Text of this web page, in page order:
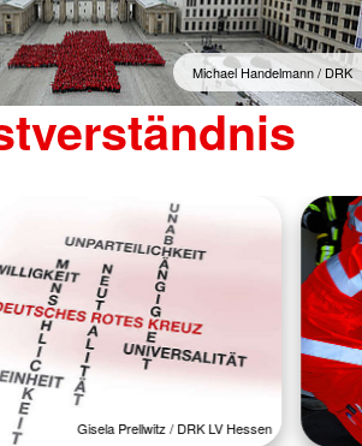
Michael Handelmann / DRK
Gisela Prellwitz / DRK LV Hessen